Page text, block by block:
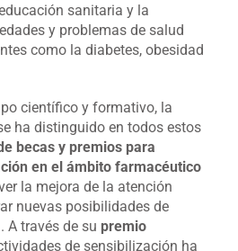
sanitaria y la
y problemas de salud
como la diabetes, obesidad
científico y formativo, la
ha distinguido en todos estos
becas y premios para
en el ámbito farmacéutico
la mejora de la atención
nuevas posibilidades de
A través de su premio
de sensibilización ha